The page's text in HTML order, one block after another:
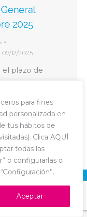
para fines
personalizada en
tus hábitos de
Clica AQUÍ
todas las
o configurarlas o
Aceptar
2025
07/12/2025
el plazo de
de las
de los cargos:
Extraordinaria
themes